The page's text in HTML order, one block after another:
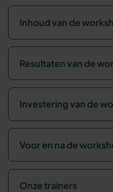
Inhoud van de
Resultaten van de
Investering van de
Voor en na de
Onze trainers